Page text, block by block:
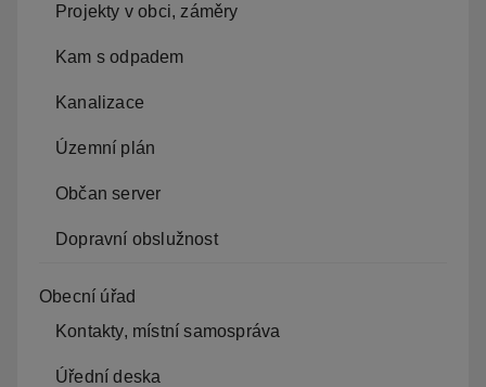
Projekty v obci, záměry
Kam s odpadem
Kanalizace
Územní plán
Občan server
Dopravní obslužnost
Obecní úřad
Kontakty, místní samospráva
Úřední deska